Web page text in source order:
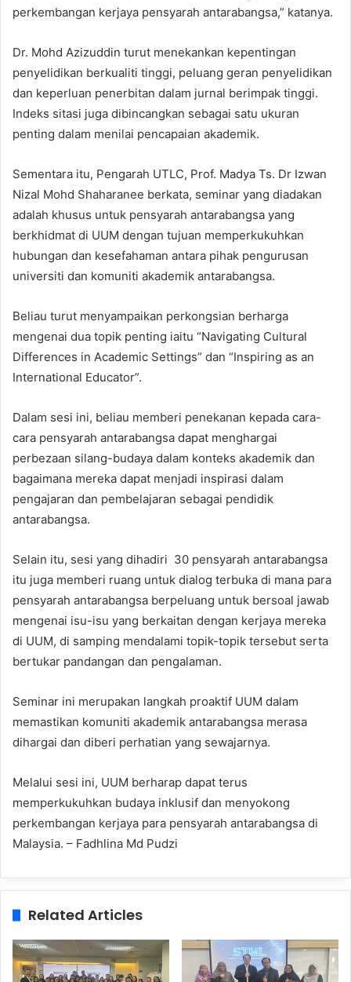
perkembangan kerjaya pensyarah antarabangsa,” katanya.
Dr. Mohd Azizuddin turut menekankan kepentingan
penyelidikan berkualiti tinggi, peluang geran penyelidikan
dan keperluan penerbitan dalam jurnal berimpak tinggi.
Indeks sitasi juga dibincangkan sebagai satu ukuran
penting dalam menilai pencapaian akademik.
Sementara itu, Pengarah UTLC, Prof. Madya Ts. Dr Izwan
Nizal Mohd Shaharanee berkata, seminar yang diadakan
adalah khusus untuk pensyarah antarabangsa yang
berkhidmat di UUM dengan tujuan memperkukuhkan
hubungan dan kesefahaman antara pihak pengurusan
universiti dan komuniti akademik antarabangsa.
Beliau turut menyampaikan perkongsian berharga
mengenai dua topik penting iaitu “Navigating Cultural
Differences in Academic Settings” dan “Inspiring as an
International Educator”.
Dalam sesi ini, beliau memberi penekanan kepada cara-
cara pensyarah antarabangsa dapat menghargai
perbezaan silang-budaya dalam konteks akademik dan
bagaimana mereka dapat menjadi inspirasi dalam
pengajaran dan pembelajaran sebagai pendidik
antarabangsa.
Selain itu, sesi yang dihadiri 30 pensyarah antarabangsa
itu juga memberi ruang untuk dialog terbuka di mana para
pensyarah antarabangsa berpeluang untuk bersoal jawab
mengenai isu-isu yang berkaitan dengan kerjaya mereka
di UUM, di samping mendalami topik-topik tersebut serta
bertukar pandangan dan pengalaman.
Seminar ini merupakan langkah proaktif UUM dalam
memastikan komuniti akademik antarabangsa merasa
dihargai dan diberi perhatian yang sewajarnya.
Melalui sesi ini, UUM berharap dapat terus
memperkukuhkan budaya inklusif dan menyokong
perkembangan kerjaya para pensyarah antarabangsa di
Malaysia. – Fadhlina Md Pudzi
Related Articles